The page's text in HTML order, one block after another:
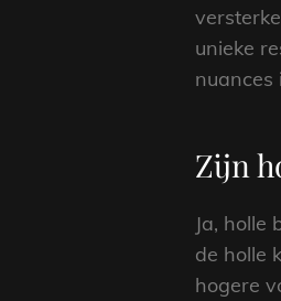
unieke
nuances
Zijn
Ja,
de holle
hogere